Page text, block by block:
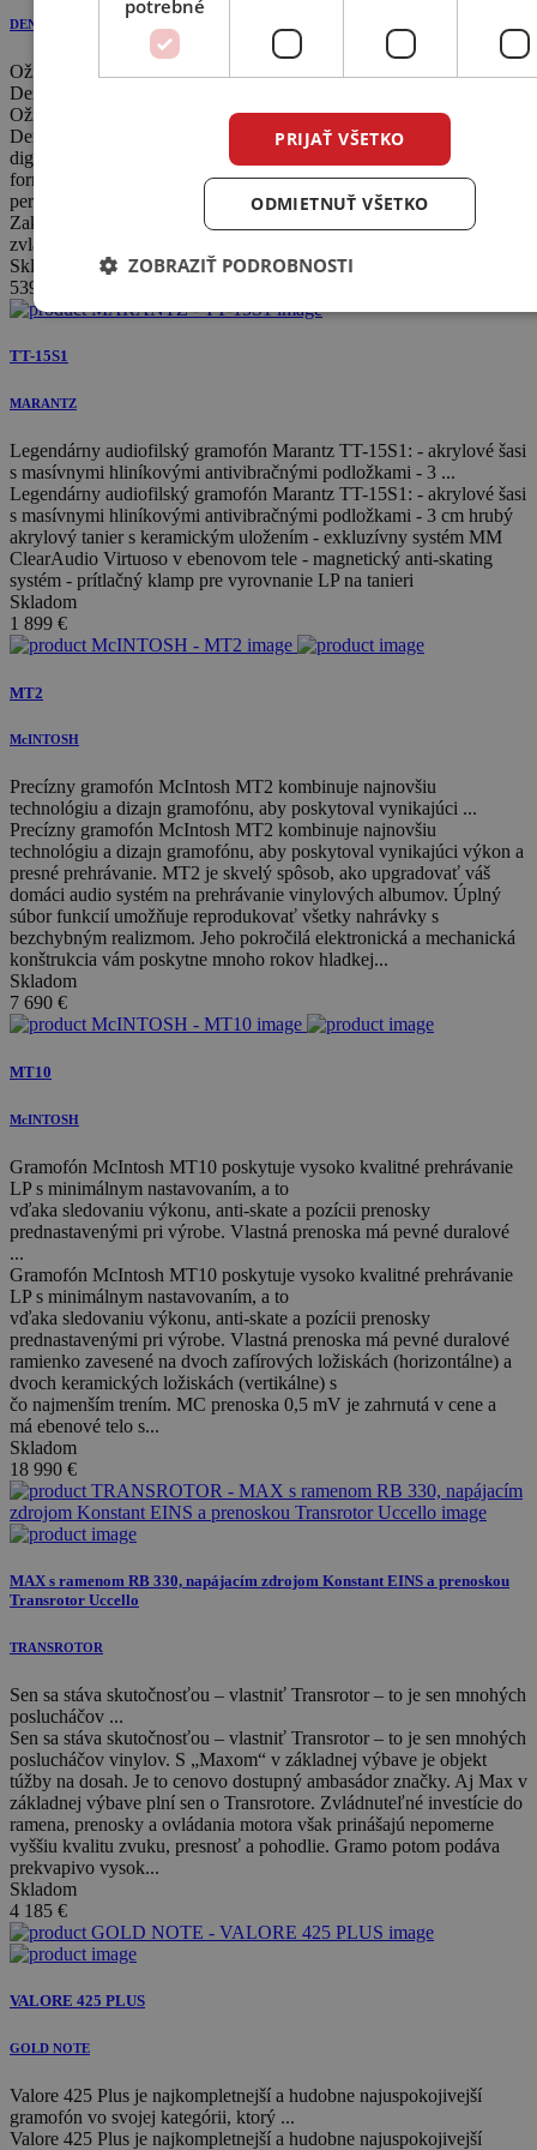
DENON
Oživte svoju vášeň pre vinyl doma, alebo na cestách s gramofónom
Denon DP-450USB. ...
Oživte svoju vášeň pre vinyl doma, alebo na cestách s gramofónom
Denon DP-450USB. Integrovaný port USB-A umožňuje
digitalizovať vinylovú kolekciu a vytvárať kvalitné záznamy vo
formátoch MP3 alebo WAV. Silný a sofistikovaný dizajn sa
perfektne spája s existujúcou sériou Denon Design Series.
Zakrivená prenoska S-Shape a vyvážená pásom poháňaná točňa
zvládne vaše záznamy o 33 1/3 ot / min, 45 ot / m...
Skladom
539
TT-15S1
MARANTZ
Legendárny audiofilský gramofón Marantz TT-15S1: - akrylové šasi
s masívnymi hliníkovými antivibračnými podložkami - 3 ...
Legendárny audiofilský gramofón Marantz TT-15S1: - akrylové šasi
s masívnymi hliníkovými antivibračnými podložkami - 3 cm hrubý
akrylový tanier s keramickým uložením - exkluzívny systém MM
ClearAudio Virtuoso v ebenovom tele - magnetický anti-skating
systém - prítlačný klamp pre vyrovnanie LP na tanieri
Skladom
1 899 €
MT2
McINTOSH
Precízny gramofón McIntosh MT2 kombinuje najnovšiu
technológiu a dizajn gramofónu, aby poskytoval vynikajúci ...
Precízny gramofón McIntosh MT2 kombinuje najnovšiu
technológiu a dizajn gramofónu, aby poskytoval vynikajúci výkon a
presné prehrávanie. MT2 je skvelý spôsob, ako upgradovať váš
domáci audio systém na prehrávanie vinylových albumov. Úplný
súbor funkcií umožňuje reprodukovať všetky nahrávky s
bezchybným realizmom. Jeho pokročilá elektronická a mechanická
konštrukcia vám poskytne mnoho rokov hladkej...
Skladom
7 690 €
MT10
McINTOSH
Gramofón McIntosh MT10 poskytuje vysoko kvalitné prehrávanie
LP s minimálnym nastavovaním, a to
vďaka sledovaniu výkonu, anti-skate a pozícii prenosky
prednastavenými pri výrobe. Vlastná prenoska má pevné duralové
...
Gramofón McIntosh MT10 poskytuje vysoko kvalitné prehrávanie
LP s minimálnym nastavovaním, a to
vďaka sledovaniu výkonu, anti-skate a pozícii prenosky
prednastavenými pri výrobe. Vlastná prenoska má pevné duralové
ramienko zavesené na dvoch zafírových ložiskách (horizontálne) a
dvoch keramických ložiskách (vertikálne) s
čo najmenším trením. MC prenoska 0,5 mV je zahrnutá v cene a
má ebenové telo s...
Skladom
18 990 €
MAX s ramenom RB 330, napájacím zdrojom Konstant EINS a prenoskou
Transrotor Uccello
TRANSROTOR
Sen sa stáva skutočnosťou – vlastniť Transrotor – to je sen mnohých
poslucháčov ...
Sen sa stáva skutočnosťou – vlastniť Transrotor – to je sen mnohých
poslucháčov vinylov. S „Maxom“ v základnej výbave je objekt
túžby na dosah. Je to cenovo dostupný ambasádor značky. Aj Max v
základnej výbave plní sen o Transrotore. Zvládnuteľné investície do
ramena, prenosky a ovládania motora však prinášajú nepomerne
vyššiu kvalitu zvuku, presnosť a pohodlie. Gramo potom podáva
prekvapivo vysok...
Skladom
4 185 €
VALORE 425 PLUS
GOLD NOTE
Valore 425 Plus je najkompletnejší a hudobne najuspokojivejší
gramofón vo svojej kategórii, ktorý ...
Valore 425 Plus je najkompletnejší a hudobne najuspokojivejší
potrebné
PRIJAŤ VŠETKO
ODMIETNUŤ VŠETKO
ZOBRAZIŤ PODROBNOSTI